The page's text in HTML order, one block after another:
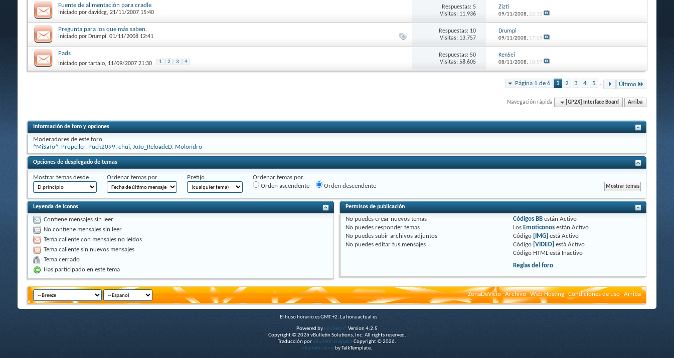
Fuente de alimentación para cradle
Iniciado por davidcg, 21/11/2007 15:40
Respuestas: 5
Visitas: 11,936
Zizti
09/11/2008, 22:32
Pregunta para los que más saben.
Iniciado por Drumpi, 01/11/2008 12:41
Respuestas: 10
Visitas: 13,757
Drumpi
09/11/2008, 17:09
Pads
Iniciado por tartalo, 11/09/2007 21:30 1 2 3 4
Respuestas: 50
Visitas: 58,605
KenSei
08/11/2008, 18:57
Página 1 de 6 1 2 3 4 5 ... Último
Navegación rápida [GP2X] Interface Board Arriba
Información de foro y opciones
Moderadores de este foro
^MiSaTo^, Propeller, Puck2099, chui, JoJo_ReloadeD, Molondro
Opciones de desplegado de temas
Mostrar temas desde... Ordenar temas por: Prefijo
Ordenar temas por...
Orden ascendente
Orden descendente
Leyenda de iconos
Contiene mensajes sin leer
No contiene mensajes sin leer
Tema caliente con mensajes no leídos
Tema caliente sin nuevos mensajes
Tema cerrado
Has participado en este tema
Permisos de publicación
No puedes crear nuevos temas
No puedes responder temas
No puedes subir archivos adjuntos
No puedes editar tus mensajes
Códigos BB estánActivo
Los Emoticonos estánActivo
Código [IMG] estáActivo
Código [VIDEO] estáActivo
Código HTML está Inactivo
Reglas del foro
ZonaDeVicio Archivo Web Hosting Condiciones de uso Arriba
El huso horario es GMT +2. La hora actual es: 11:21 .
Powered byvBulletin® Version 4.2.5
Copyright © 2026 vBulletin Solutions, Inc. All rights reserved.
Traducción porvBulletin Hispano Copyright © 2026.
vBulletin skins by TalkTemplate.